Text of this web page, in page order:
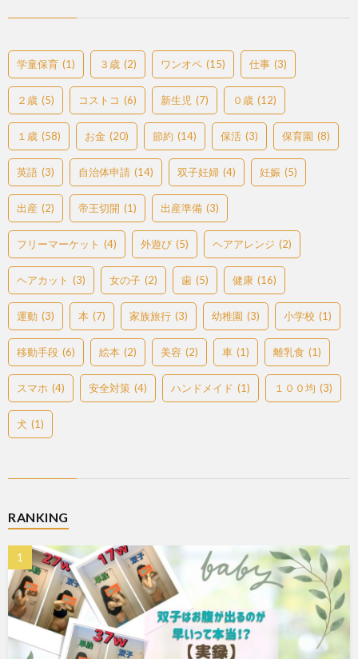
学童保育 (1) ３歳 (2) ワンオペ (15) 仕事 (3)
２歳 (5) コストコ (6) 新生児 (7) ０歳 (12)
１歳 (58) お金 (20) 節約 (14) 保活 (3) 保育園 (8)
英語 (3) 自治体申請 (14) 双子妊婦 (4) 妊娠 (5)
出産 (2) 帝王切開 (1) 出産準備 (3)
フリーマーケット (4) 外遊び (5) ヘアアレンジ (2)
ヘアカット (3) 女の子 (2) 歯 (5) 健康 (16)
運動 (3) 本 (7) 家族旅行 (3) 幼稚園 (3) 小学校 (1)
移動手段 (6) 絵本 (2) 美容 (2) 車 (1) 離乳食 (1)
スマホ (4) 安全対策 (4) ハンドメイド (1) １００均 (3)
犬 (1)
RANKING